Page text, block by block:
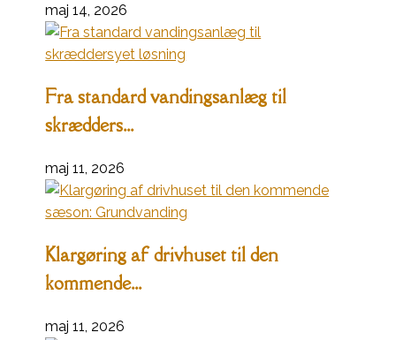
maj 14, 2026
Fra standard vandingsanlæg til
skrædders...
maj 11, 2026
Klargøring af drivhuset til den
kommende...
maj 11, 2026